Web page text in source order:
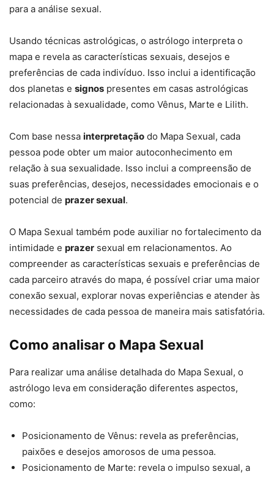
para a análise sexual.
Usando técnicas astrológicas, o astrólogo interpreta o
mapa e revela as características sexuais, desejos e
preferências de cada indivíduo. Isso inclui a identificação
dos planetas e signos presentes em casas astrológicas
relacionadas à sexualidade, como Vênus, Marte e Lilith.
Com base nessa interpretação do Mapa Sexual, cada
pessoa pode obter um maior autoconhecimento em
relação à sua sexualidade. Isso inclui a compreensão de
suas preferências, desejos, necessidades emocionais e o
potencial de prazer sexual.
O Mapa Sexual também pode auxiliar no fortalecimento da
intimidade e prazer sexual em relacionamentos. Ao
compreender as características sexuais e preferências de
cada parceiro através do mapa, é possível criar uma maior
conexão sexual, explorar novas experiências e atender às
necessidades de cada pessoa de maneira mais satisfatória.
Como analisar o Mapa Sexual
Para realizar uma análise detalhada do Mapa Sexual, o
astrólogo leva em consideração diferentes aspectos,
como:
Posicionamento de Vênus: revela as preferências,
paixões e desejos amorosos de uma pessoa.
Posicionamento de Marte: revela o impulso sexual, a